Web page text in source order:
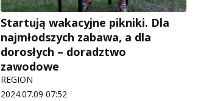
Startują wakacyjne pikniki. Dla
najmłodszych zabawa, a dla
dorosłych – doradztwo
zawodowe
REGION
2024.07.09 07:52